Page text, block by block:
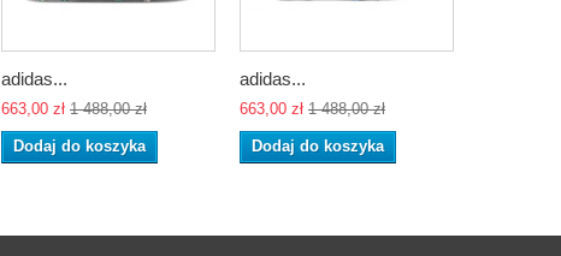
adidas...
663,00 zł 1 488,00 zł
Dodaj do koszyka
adidas...
663,00 zł 1 488,00 zł
Dodaj do koszyka